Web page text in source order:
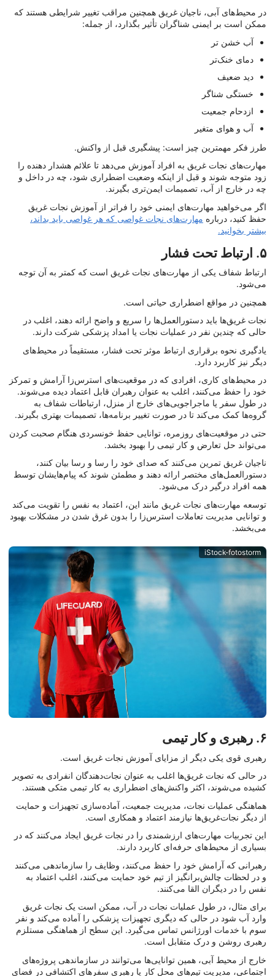
در محیط‌های آبی، ناجیان غریق همچنین مراقب تغییر شرایطی هستند که
ممکن است بر ایمنی شناگران تأثیر بگذارد، از جمله:
آب خشن تر
دمای خنک‌تر
دید ضعیف
خستگی شناگر
ازدحام جمعیت
آب و هوای متغیر
طرز فکر مهمترین چیز است: پیشگیری قبل از واکنش.
مهارت‌های نجات غریق به افراد آموزش می‌دهد تا علائم هشدار دهنده را
زود متوجه شوند و قبل از اینکه وضعیت اضطراری شود، چه در داخل و
چه در خارج از آب، تصمیمات ایمن‌تری بگیرند.
اگر می‌خواهید مهارت‌های ایمنی خود را فراتر از آموزش نجات غریق
حفظ کنید، درباره مهارت‌های نجات غواصی که هر غواصی باید بداند،
بیشتر بخوانید.
۵. ارتباط تحت فشار
ارتباط شفاف یکی از مهارت‌های نجات غریق است که کمتر به آن توجه
می‌شود.
همچنین در مواقع اضطراری حیاتی است.
نجات غریق‌ها باید دستورالعمل‌ها را سریع و واضح ارائه دهند، اغلب در
حالی که چندین نفر در عملیات نجات یا امداد پزشکی شرکت دارند.
یادگیری نحوه برقراری ارتباط موثر تحت فشار، مستقیماً در محیط‌های
دیگر نیز کاربرد دارد.
در محیط‌های کاری، افرادی که در موقعیت‌های استرس‌زا آرامش و تمرکز
خود را حفظ می‌کنند، اغلب به عنوان رهبران قابل اعتماد دیده می‌شوند.
در طول سفر یا ماجراجویی‌های خارج از منزل، ارتباطات شفاف به
گروه‌ها کمک می‌کند تا در صورت تغییر برنامه‌ها، تصمیمات بهتری بگیرند.
حتی در موقعیت‌های روزمره، توانایی حفظ خونسردی هنگام صحبت کردن
می‌تواند حل تعارض و کار تیمی را بهبود بخشد.
ناجیان غریق تمرین می‌کنند که صدای خود را رسا و رسا بیان کنند،
دستورالعمل‌های مختصر ارائه دهند و مطمئن شوند که پیام‌هایشان توسط
همه افراد درگیر درک می‌شود.
توسعه مهارت‌های نجات غریق مانند این، اعتماد به نفس را تقویت می‌کند
و توانایی مدیریت تعاملات استرس‌زا را بدون غرق شدن در مشکلات بهبود
می‌بخشد.
iStock-fotostorm
۶. رهبری و کار تیمی
رهبری قوی یکی دیگر از مزایای آموزش نجات غریق است.
در حالی که نجات غریق‌ها اغلب به عنوان نجات‌دهندگان انفرادی به تصویر
کشیده می‌شوند، اکثر واکنش‌های اضطراری به کار تیمی متکی هستند.
هماهنگی عملیات نجات، مدیریت جمعیت، آماده‌سازی تجهیزات و حمایت
از دیگر نجات‌غریق‌ها نیازمند اعتماد و همکاری است.
این تجربیات مهارت‌های ارزشمندی را در نجات غریق ایجاد می‌کنند که در
بسیاری از محیط‌های حرفه‌ای کاربرد دارند.
رهبرانی که آرامش خود را حفظ می‌کنند، وظایف را سازماندهی می‌کنند
و در لحظات چالش‌برانگیز از تیم خود حمایت می‌کنند، اغلب اعتماد به
نفس را در دیگران القا می‌کنند.
برای مثال، در طول عملیات نجات در آب، ممکن است یک نجات غریق
وارد آب شود در حالی که دیگری تجهیزات پزشکی را آماده می‌کند و نفر
سوم با خدمات اورژانس تماس می‌گیرد. این سطح از هماهنگی مستلزم
رهبری روشن و درک متقابل است.
خارج از محیط آبی، همین توانایی‌ها می‌توانند در سازماندهی پروژه‌های
اجتماعی، مدیریت تیم‌های محل کار یا رهبری سفرهای اکتشافی در فضای